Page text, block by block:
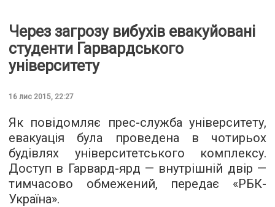
Через загрозу вибухів евакуйовані
студенти Гарвардського
університету
16 лис 2015, 22:27
Як повідомляє прес-служба університету,
евакуація була проведена в чотирьох
будівлях університетського комплексу.
Доступ в Гарвард-ярд — внутрішній двір —
тимчасово обмежений, передає «РБК-
Україна».